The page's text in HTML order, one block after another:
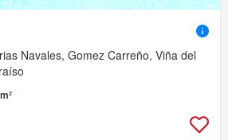
Navales, Gomez Carreño, Viña del